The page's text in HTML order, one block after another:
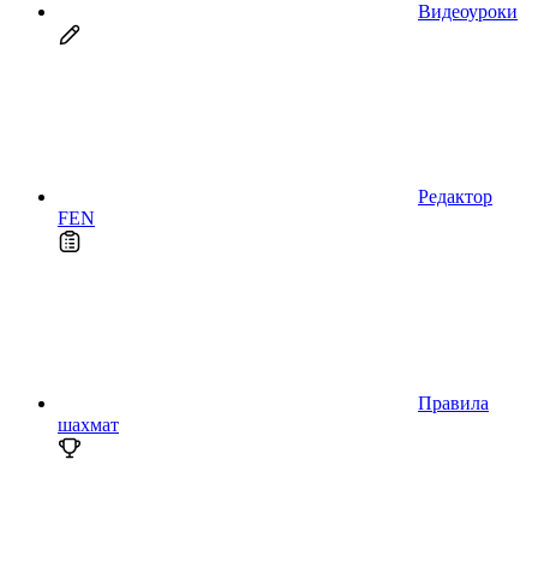
Видеоуроки
Редактор
FEN
Правила
шахмат